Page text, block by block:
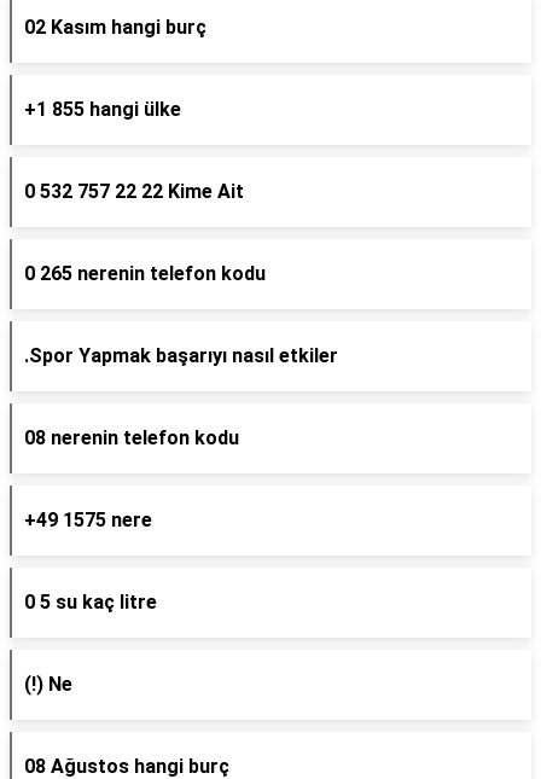
02 Kasım hangi burç
+1 855 hangi ülke
0 532 757 22 22 Kime Ait
0 265 nerenin telefon kodu
.Spor Yapmak başarıyı nasıl etkiler
08 nerenin telefon kodu
+49 1575 nere
0 5 su kaç litre
(!) Ne
08 Ağustos hangi burç